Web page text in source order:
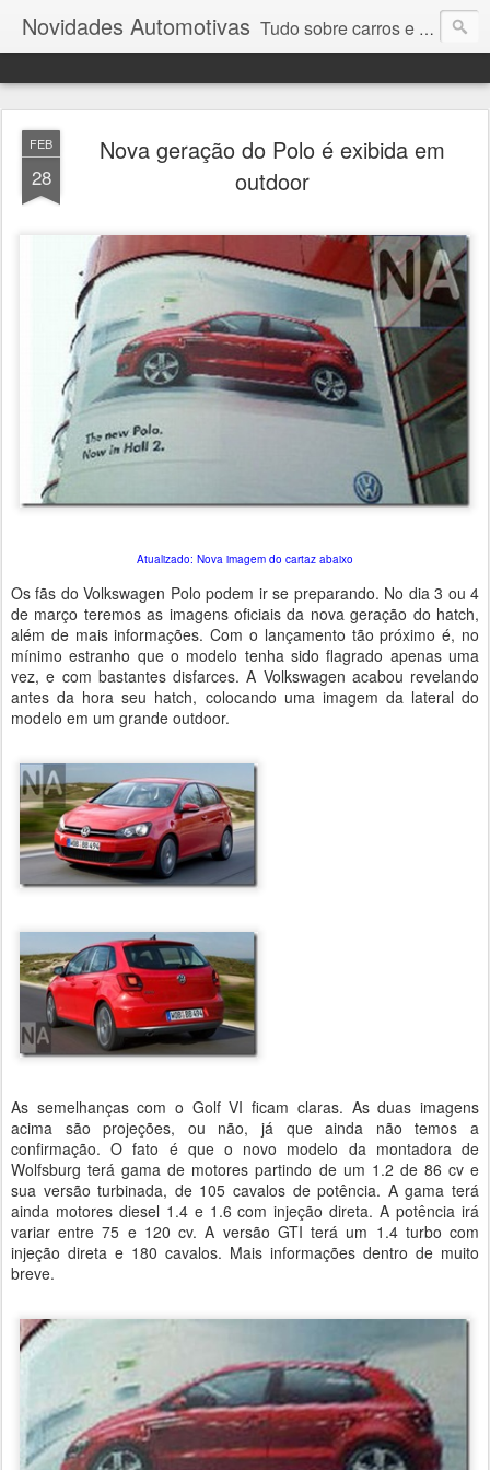
Novidades Automotivas Tudo sobre carros e motores
FEB
28
Nova geração do Polo é exibida em
outdoor
Atualizado: Nova imagem do cartaz abaixo
Os fãs do Volkswagen Polo podem ir se preparando. No dia 3 ou 4
de março teremos as imagens oficiais da nova geração do hatch,
além de mais informações. Com o lançamento tão próximo é, no
mínimo estranho que o modelo tenha sido flagrado apenas uma
vez, e com bastantes disfarces. A Volkswagen acabou revelando
antes da hora seu hatch, colocando uma imagem da lateral do
modelo em um grande outdoor.
As semelhanças com o Golf VI ficam claras. As duas imagens
acima são projeções, ou não, já que ainda não temos a
confirmação. O fato é que o novo modelo da montadora de
Wolfsburg terá gama de motores partindo de um 1.2 de 86 cv e
sua versão turbinada, de 105 cavalos de potência. A gama terá
ainda motores diesel 1.4 e 1.6 com injeção direta. A potência irá
variar entre 75 e 120 cv. A versão GTI terá um 1.4 turbo com
injeção direta e 180 cavalos. Mais informações dentro de muito
breve.